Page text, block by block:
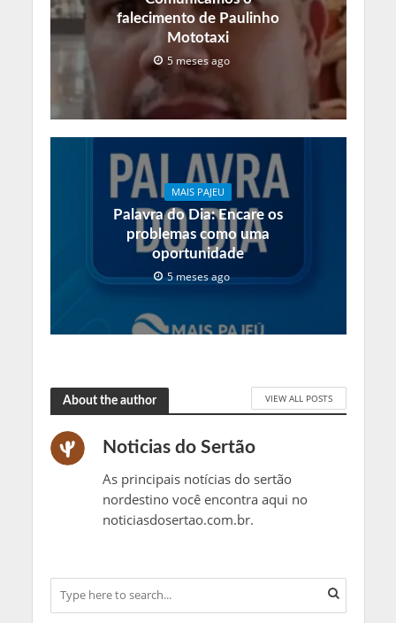
falecimento de Paulinho
Mototaxi
5 meses ago
MAIS PAJEU
Palavra do Dia: Encare os
problemas como uma
oportunidade
5 meses ago
About the author VIEW ALL POSTS
Noticias do Sertão
As principais notícias do sertão
nordestino você encontra aqui no
noticiasdosertao.com.br.